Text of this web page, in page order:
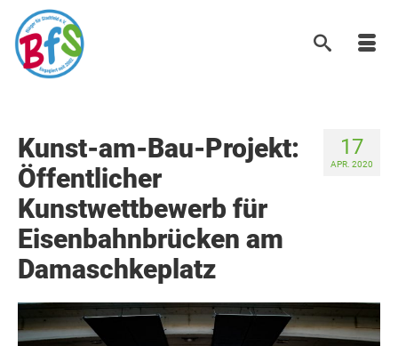
17
APR. 2020
Kunst-am-Bau-Projekt:
Öffentlicher
Kunstwettbewerb für
Eisenbahnbrücken am
Damaschkeplatz